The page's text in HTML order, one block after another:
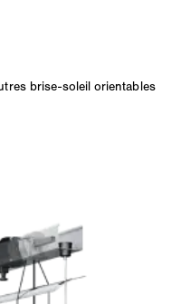
brise-soleil orientables